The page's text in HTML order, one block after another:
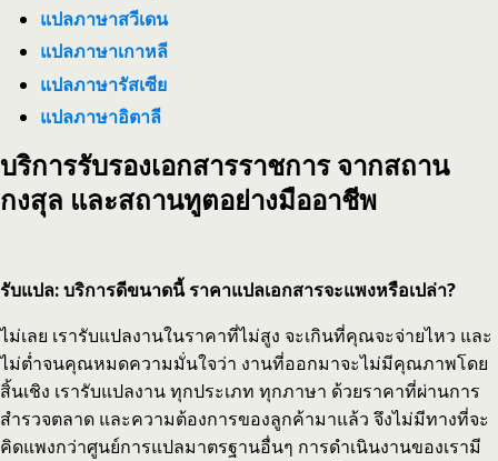
แปลภาษาสวีเดน
แปลภาษาเกาหลี
แปลภาษารัสเซีย
แปลภาษาอิตาลี
บริการรับรองเอกสารราชการ จากสถาน
กงสุล และสถานทูตอย่างมืออาชีพ
รับแปล: บริการดีขนาดนี้ ราคาแปลเอกสารจะแพงหรือเปล่า?
ไม่เลย เรารับแปลงานในราคาที่ไม่สูง จะเกินที่คุณจะจ่ายไหว และ
ไม่ต่ำจนคุณหมดความมั่นใจว่า งานที่ออกมาจะไม่มีคุณภาพโดย
สิ้นเชิง เรารับแปลงาน ทุกประเภท ทุกภาษา ด้วยราคาที่ผ่านการ
สำรวจตลาด และความต้องการของลูกค้ามาแล้ว จึงไม่มีทางที่จะ
คิดแพงกว่าศูนย์การแปลมาตรฐานอื่นๆ การดำเนินงานของเรามี